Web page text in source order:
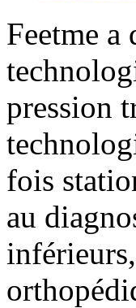
Feetme a
pression
fois
au